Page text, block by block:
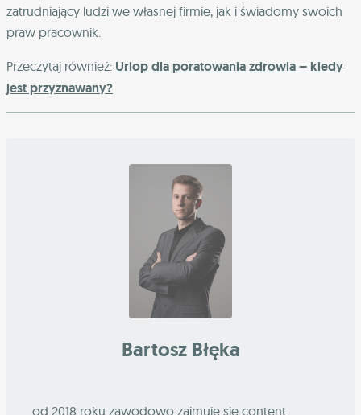
zatrudniający ludzi we własnej firmie, jak i świadomy swoich
praw pracownik.
Przeczytaj również: Urlop dla poratowania zdrowia – kiedy
jest przyznawany?
Bartosz Błęka
od 2018 roku zawodowo zajmuje się content